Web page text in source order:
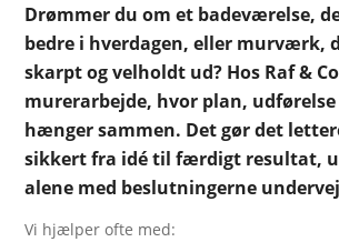
Drømmer du om et badeværelse,
bedre i hverdagen, eller murværk,
skarpt og velholdt ud? Hos Raf &
murerarbejde, hvor plan, udførelse
hænger sammen. Det gør det
sikkert fra idé til færdigt resultat,
alene med beslutningerne
Vi hjælper ofte med: